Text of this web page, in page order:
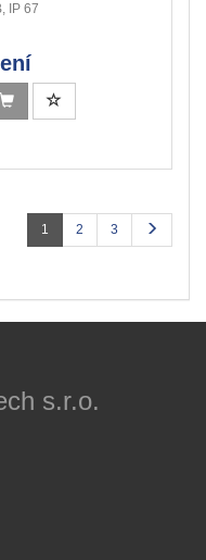
IP 67
1 2 3
s.r.o.